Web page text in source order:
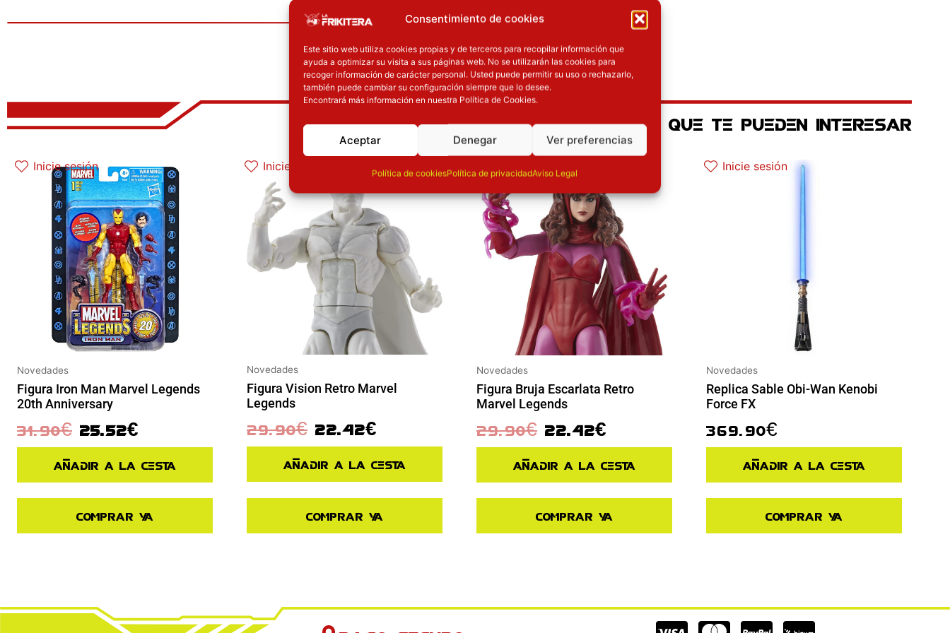
Consentimiento de cookies
Este sitio web utiliza cookies propias y de terceros para recopilar información que
ayuda a optimizar su visita a sus páginas web. No se utilizarán las cookies para
recoger información de carácter personal. Usted puede permitir su uso o rechazarlo,
también puede cambiar su configuración siempre que lo desee.
Encontrará más información en nuestra Política de Cookies.
Aceptar Denegar Ver preferencias
Política de cookiesPolítica de privacidadAviso Legal
OTROS PRODUCTOS QUE TE PUEDEN INTERESAR
Inicie sesión
Novedades
Figura Iron Man Marvel Legends
20th Anniversary
31.90€ 25.52€
Añadir a la cesta
Comprar ya
Inicie sesión
Novedades
Figura Vision Retro Marvel
Legends
29.90€
El precio original era: 29.90€.
22.42€
El precio actual es: 22.42€.
Añadir a la cesta
Comprar ya
Inicie sesión
Novedades
Figura Bruja Escarlata Retro
Marvel Legends
29.90€
El precio original era: 29.90€.
22.42€
El precio actual es: 22.42€.
Añadir a la cesta
Comprar ya
Inicie sesión
Novedades
Replica Sable Obi-Wan Kenobi
Force FX
369.90€
Añadir a la cesta
Comprar ya